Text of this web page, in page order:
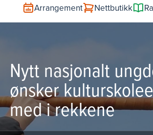
Arrangement Nettbutikk
Nytt nasjonalt
ønsker
med i rekkene